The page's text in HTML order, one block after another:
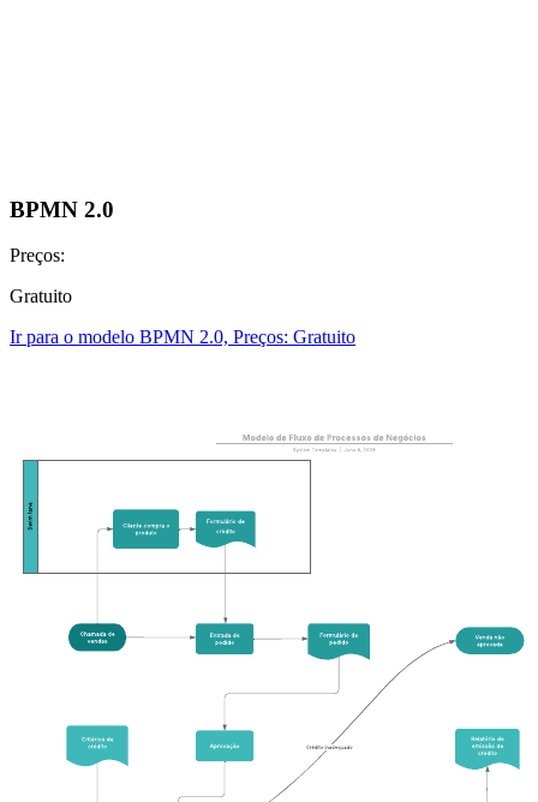
BPMN 2.0
Preços:
Gratuito
Ir para o modelo BPMN 2.0, Preços: Gratuito